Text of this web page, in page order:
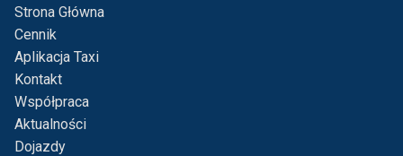
Strona Główna
Cennik
Aplikacja Taxi
Kontakt
Współpraca
Aktualności
Dojazdy